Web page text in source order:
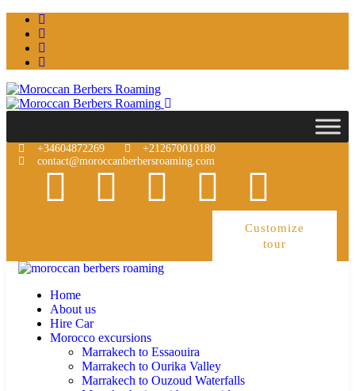
+34604872269
+212670010180
contact@moroccanberbersroaming.com
Customize
tour
Home
About us
Hire Car
Morocco excursions
Marrakech to Essaouira
Marrakech to Ourika Valley
Marrakech to Ouzoud Waterfalls